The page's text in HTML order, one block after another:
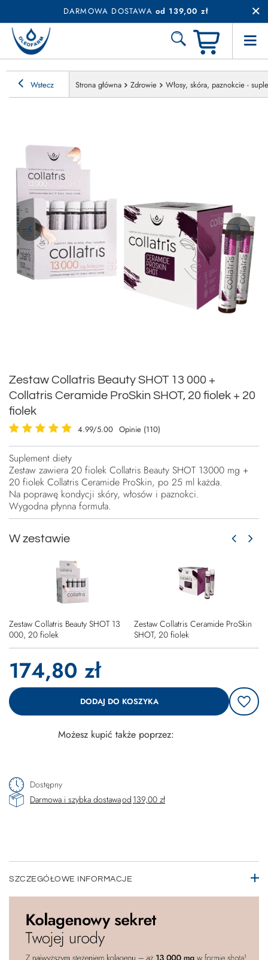
DARMOWA DOSTAWA od 139,00 zł
Wstecz Strona główna Zdrowie Włosy, skóra, paznokcie -
Zestaw Collatris Beauty SHOT 13 000 +
Collatris Ceramide ProSkin SHOT, 20 fiolek + 20
fiolek
4.99/5.00 Opinie (110)
Suplement diety
Zestaw zawiera 20 fiolek Collatris Beauty SHOT 13000 mg +
20 fiolek Collatris Ceramide ProSkin, po 25 ml każda.
Na poprawę kondycji skóry, włosów i paznokci.
Wygodna płynna formuła.
W zestawie
Zestaw Collatris Beauty SHOT 13
000, 20 fiolek
Zestaw Collatris Ceramide ProSkin
SHOT, 20 fiolek
174,80 zł
DODAJ DO KOSZYKA
Możesz kupić także poprzez:
Dostępny
Darmowa i szybka dostawaod 139,00 zł
SZCZEGÓŁOWE INFORMACJE